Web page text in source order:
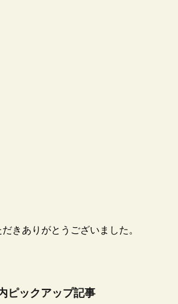
きありがとうございました。
ピックアップ記事